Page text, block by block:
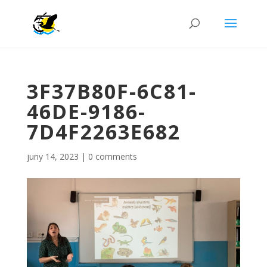
3F37B80F-6C81-
46DE-9186-
7D4F2263E682
juny 14, 2023 | 0 comments